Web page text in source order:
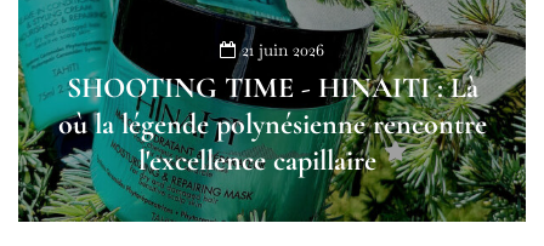
21 juin 2026
SHOOTING TIME - HINAITI : Là
où la légende polynésienne rencontre
l'excellence capillaire